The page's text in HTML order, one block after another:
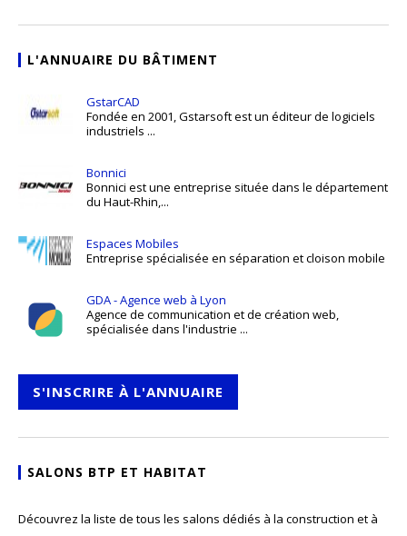
L'ANNUAIRE DU BÂTIMENT
GstarCAD
Fondée en 2001, Gstarsoft est un éditeur de logiciels
industriels ...
Bonnici
Bonnici est une entreprise située dans le département
du Haut-Rhin,...
Espaces Mobiles
Entreprise spécialisée en séparation et cloison mobile
GDA - Agence web à Lyon
Agence de communication et de création web,
spécialisée dans l'industrie ...
S'INSCRIRE À L'ANNUAIRE
SALONS BTP ET HABITAT
Découvrez la liste de tous les salons dédiés à la construction et à